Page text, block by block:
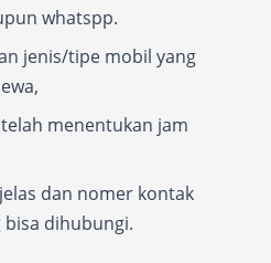
whatspp.
jenis/tipe mobil yang
menentukan jam
dan nomer kontak
bisa dihubungi.